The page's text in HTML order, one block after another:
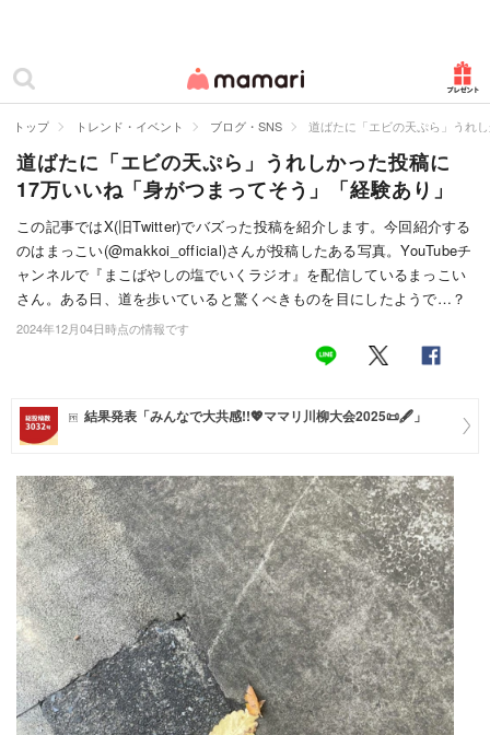
ママリ
カテゴリー一覧
妊娠
出産
赤ちゃん・育児
子育て・家族
お仕事
住まい
マネー
トレンド・イベント
トップ トレンド・イベント ブログ・SNS 道ばたに「エビの天ぷら」うれ
道ばたに「エビの天ぷら」うれしかった投稿に
17万いいね「身がつまってそう」「経験あり」
この記事ではX(旧Twitter)でバズった投稿を紹介します。今回紹介する
のはまっこい(@makkoi_official)さんが投稿したある写真。YouTubeチ
ャンネルで『まこばやしの塩でいくラジオ』を配信しているまっこい
さん。ある日、道を歩いていると驚くべきものを目にしたようで…？
2024年12月04日時点の情報です
結果発表「みんなで大共感!!💖ママリ川柳大会2025📜🖋️」